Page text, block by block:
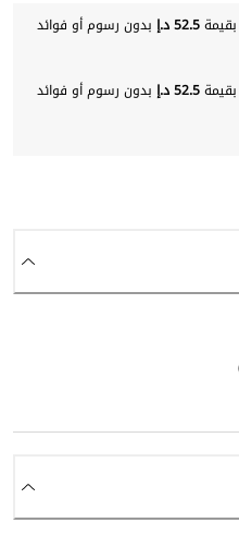
52.5 د.إ
بدون رسوم أو فوائد
52.5 د.إ
بدون رسوم أو فوائد